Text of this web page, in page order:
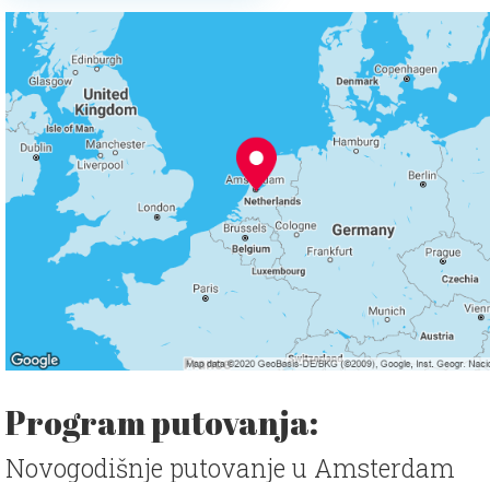
Program putovanja:
Novogodišnje putovanje u Amsterdam